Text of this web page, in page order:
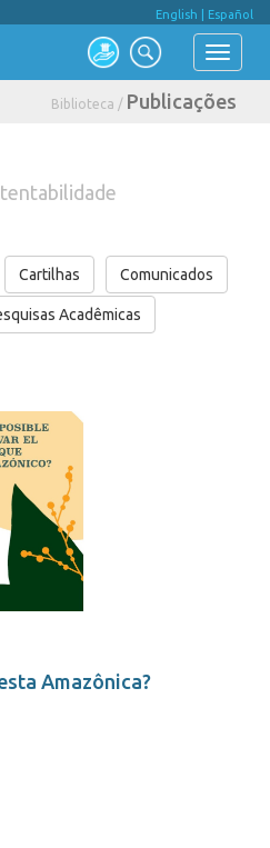
English Español
Biblioteca / Publicações
Cartilhas Comunicados
Acadêmicas
Amazônica?